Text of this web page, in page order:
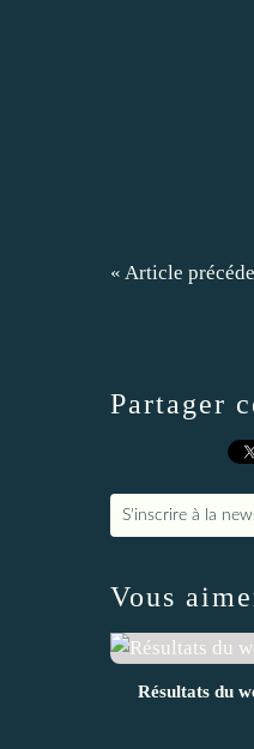
« Article
Partager
S'inscrire à la
Vous
Résultats du